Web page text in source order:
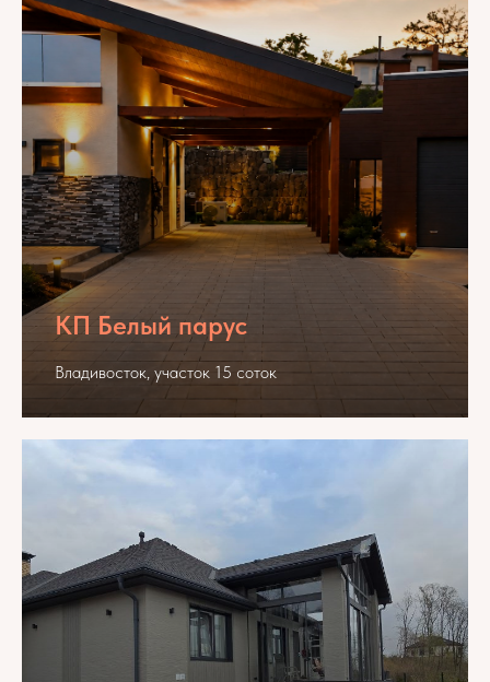
КП Белый парус
Владивосток, участок 15 соток